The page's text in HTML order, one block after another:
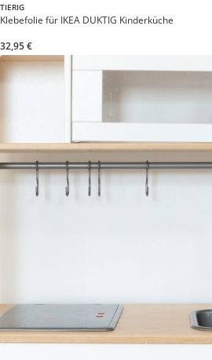
TIERIG
Klebefolie für IKEA DUKTIG Kinderküche
32,95 €